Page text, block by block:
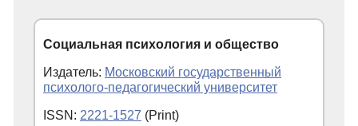
Социальная психология и общество
Издатель: Московский государственный
психолого-педагогический университет
ISSN: 2221-1527 (Print)